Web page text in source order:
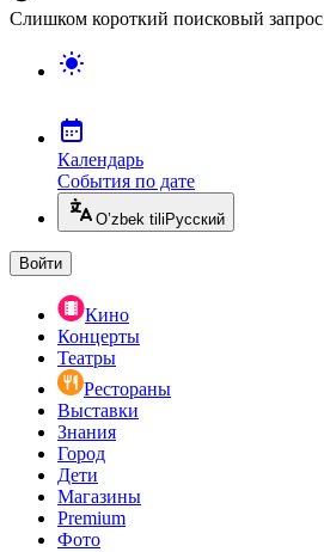
Слишком короткий поисковый запрос
Календарь
События по дате
O’zbek tili Русский
Войти
Кино
Концерты
Театры
Рестораны
Выставки
Знания
Город
Дети
Магазины
Premium
Фото